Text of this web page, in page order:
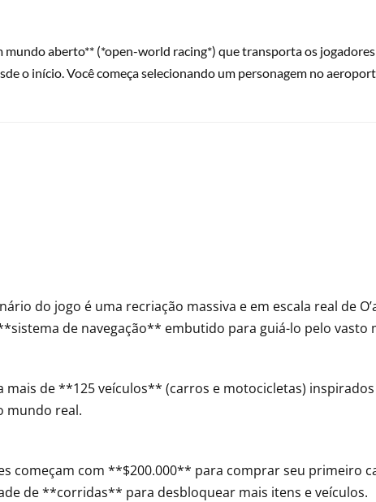
mundo aberto** (*open-world racing*) que transporta os jogadores
o início. Você começa selecionando um personagem no
do jogo é uma recriação massiva e em escala real de
de navegação** embutido para guiá-lo pelo vasto
mais de **125 veículos** (carros e motocicletas)
mundo real.
começam com **$200.000** para comprar seu primeiro
de **corridas** para desbloquear mais itens e veículos.